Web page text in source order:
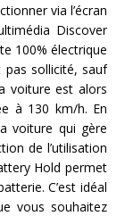
via l’écran
Discover
100% électrique
pas sollicité, sauf
voiture est alors
à 130 km/h. En
voiture qui gère
de l’utilisation
Hold permet
C’est idéal
vous souhaitez